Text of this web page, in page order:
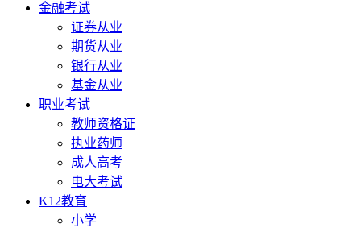
金融考试
证券从业
期货从业
银行从业
基金从业
职业考试
教师资格证
执业药师
成人高考
电大考试
K12教育
小学